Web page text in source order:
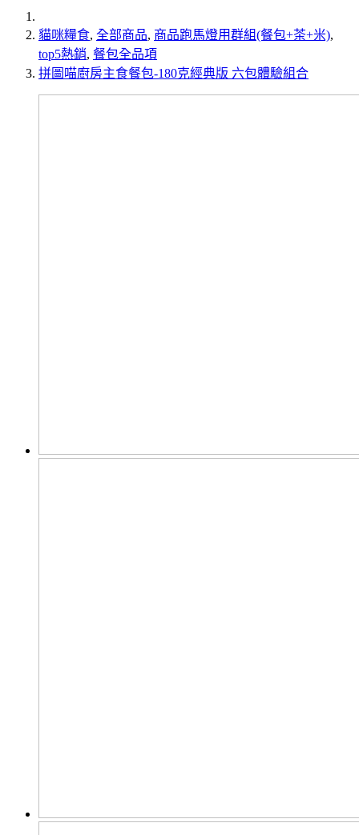
貓咪糧食, 全部商品, 商品跑馬燈用群組(餐包+茶+米),
top5熱銷, 餐包全品項
拼圖喵廚房主食餐包-180克經典版 六包體驗組合